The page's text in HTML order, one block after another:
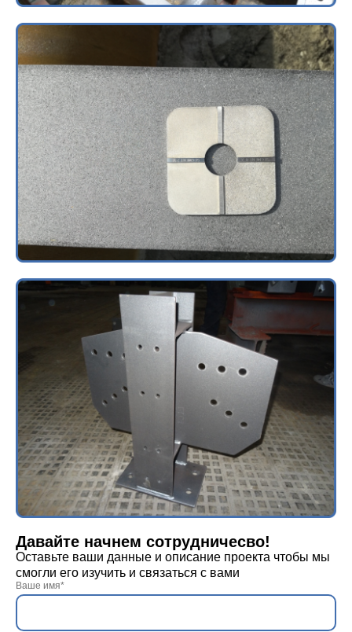
Давайте начнем сотрудничесво!
Оставьте ваши данные и описание проекта чтобы мы
смогли его изучить и связаться с вами
Ваше имя*